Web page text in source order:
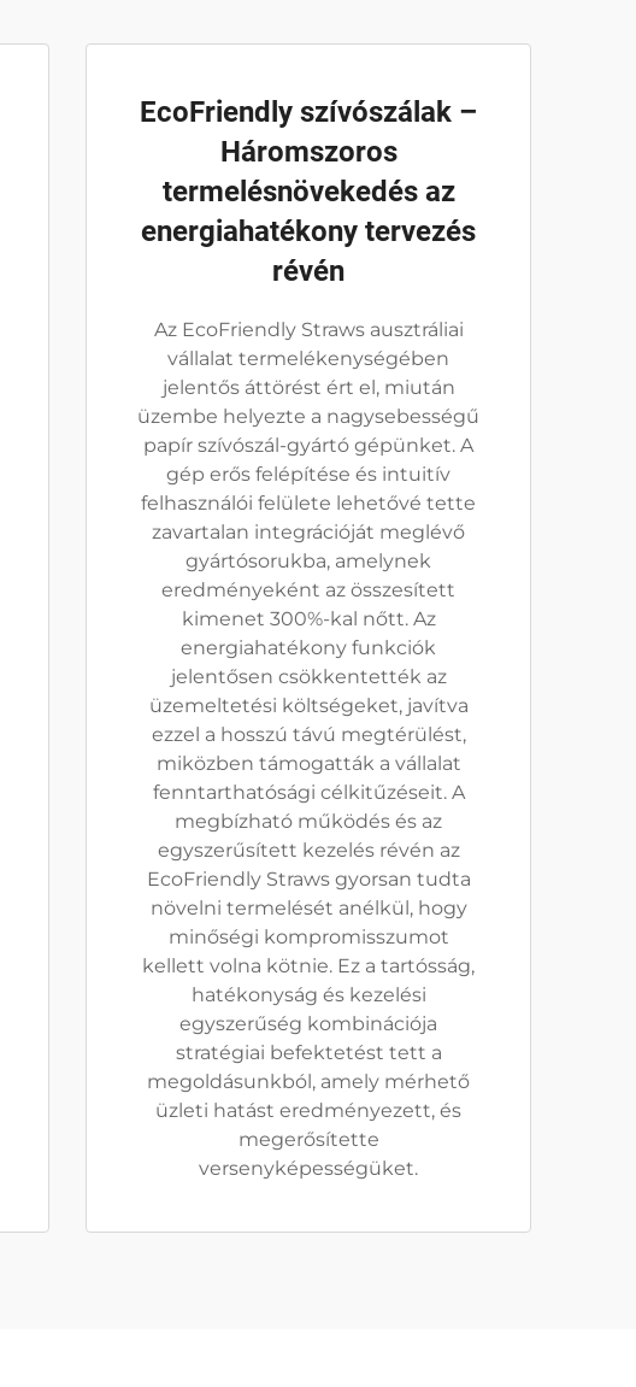
EcoFriendly szívószálak –
Háromszoros
termelésnövekedés az
energiahatékony tervezés
révén
Az EcoFriendly Straws ausztráliai
vállalat termelékenységében
jelentős áttörést ért el, miután
üzembe helyezte a nagysebességű
papír szívószál-gyártó gépünket. A
gép erős felépítése és intuitív
felhasználói felülete lehetővé tette
zavartalan integrációját meglévő
gyártósorukba, amelynek
eredményeként az összesített
kimenet 300%-kal nőtt. Az
energiahatékony funkciók
jelentősen csökkentették az
üzemeltetési költségeket, javítva
ezzel a hosszú távú megtérülést,
miközben támogatták a vállalat
fenntarthatósági célkitűzéseit. A
megbízható működés és az
egyszerűsített kezelés révén az
EcoFriendly Straws gyorsan tudta
növelni termelését anélkül, hogy
minőségi kompromisszumot
kellett volna kötnie. Ez a tartósság,
hatékonyság és kezelési
egyszerűség kombinációja
stratégiai befektetést tett a
megoldásunkból, amely mérhető
üzleti hatást eredményezett, és
megerősítette
versenyképességüket.